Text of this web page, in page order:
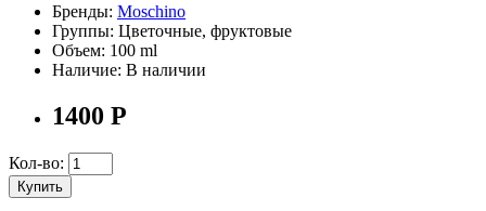
Бренды: Moschino
Группы: Цветочные, фруктовые
Объем: 100 ml
Наличие: В наличии
1400 Р
Кол-во:
Купить